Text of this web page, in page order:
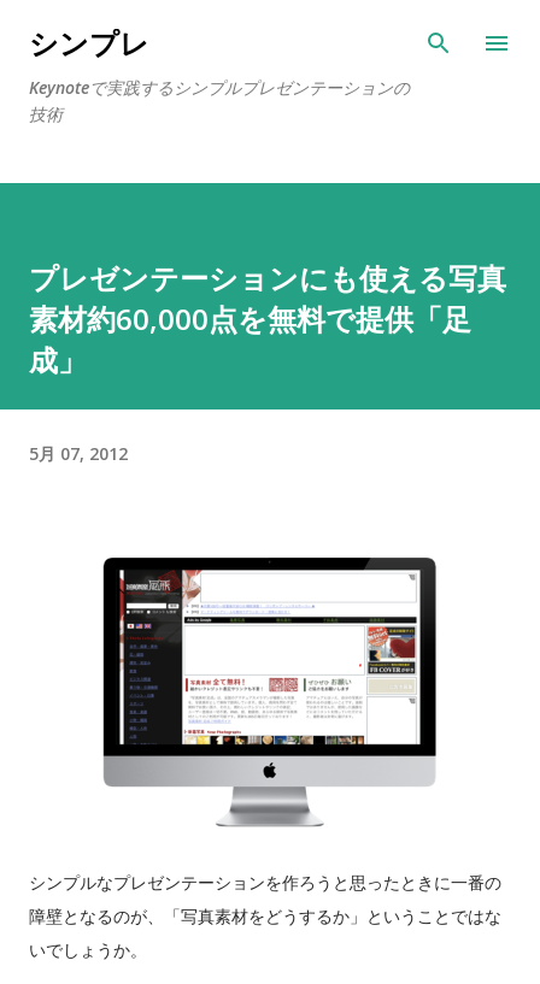
スキップしてメイン コンテンツに移動
シンプレ
Keynoteで実践するシンプルプレゼンテーションの
技術
プレゼンテーションにも使える写真
素材約60,000点を無料で提供「足
成」
5月 07, 2012
シンプルなプレゼンテーションを作ろうと思ったときに一番の
障壁となるのが、「写真素材をどうするか」ということではな
いでしょうか。